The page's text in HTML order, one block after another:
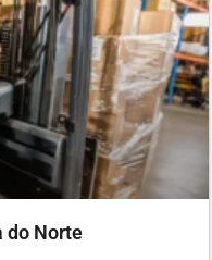
do Norte